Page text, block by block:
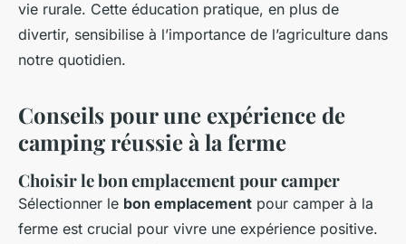
vie rurale. Cette éducation pratique, en plus de
divertir, sensibilise à l’importance de l’agriculture dans
notre quotidien.
Conseils pour une expérience de
camping réussie à la ferme
Choisir le bon emplacement pour camper
Sélectionner le bon emplacement pour camper à la
ferme est crucial pour vivre une expérience positive.